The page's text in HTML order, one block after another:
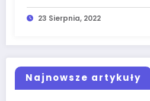
23 Sierpnia, 2022
Najnowsze artykuły